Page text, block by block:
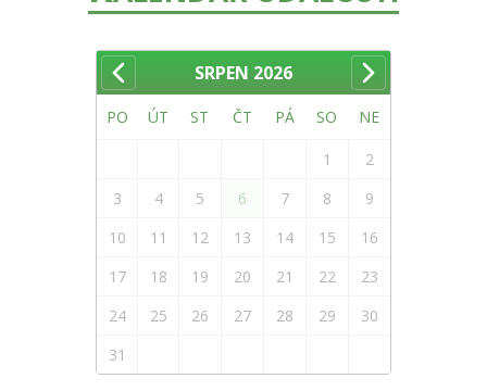
SRPEN 2026
PO ÚT ST ČT PÁ SO NE
1
2
3
4 5 6 7 8
9
10
11 12 13 14 15
16
17
18 19 20 21 22
23
24
25 26 27 28 29
30
31